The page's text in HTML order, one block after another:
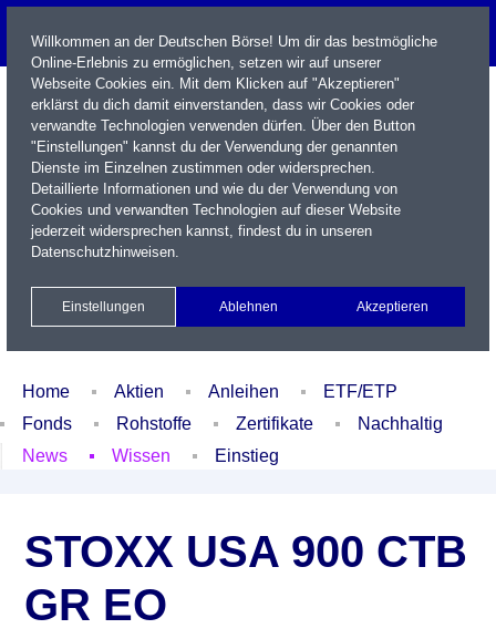
Name / WKN / ISIN / Kürzel
Xetra Realtime
Watchlist Portfolio Login
Home Aktien Anleihen
ETF/ETP
Fonds
Rohstoffe Zertifikate
Nachhaltig
News
Wissen Einstieg
STOXX USA 900 CTB
GR EO
Willkommen an der Deutschen Börse! Um dir das bestmögliche
Online-Erlebnis zu ermöglichen, setzen wir auf unserer
Webseite Cookies ein. Mit dem Klicken auf "Akzeptieren"
erklärst du dich damit einverstanden, dass wir Cookies oder
verwandte Technologien verwenden dürfen. Über den Button
"Einstellungen" kannst du der Verwendung der genannten
Dienste im Einzelnen zustimmen oder widersprechen.
Detaillierte Informationen und wie du der Verwendung von
Cookies und verwandten Technologien auf dieser Website
jederzeit widersprechen kannst, findest du in unseren
Datenschutzhinweisen.
Einstellungen Ablehnen Akzeptieren